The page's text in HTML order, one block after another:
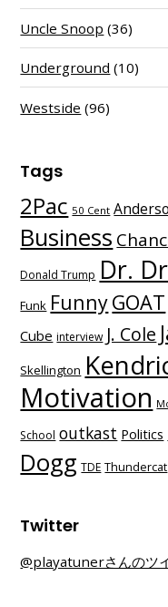
Uncle Snoop (36)
Underground (10)
Westside (96)
Tags
2Pac 50 Cent
Business
Donald Trump Dr.
Funk FunnyGOAT
Cube interview J. Cole
Skellington
Motivation
School outkast Politics
Dogg TDE Thundercat
Twitter
@playatunerさんのツ